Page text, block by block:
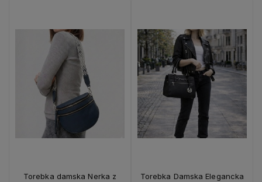
Torebka damska Nerka z
Torebka Damska Elegancka